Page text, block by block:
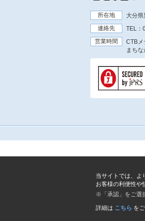
所在地
大分
連絡先
TEL：
営業時間
CTBメ
まち
当サイトでは、よ
お客様の利便性や
※「承認」をご選
詳細は こちら を